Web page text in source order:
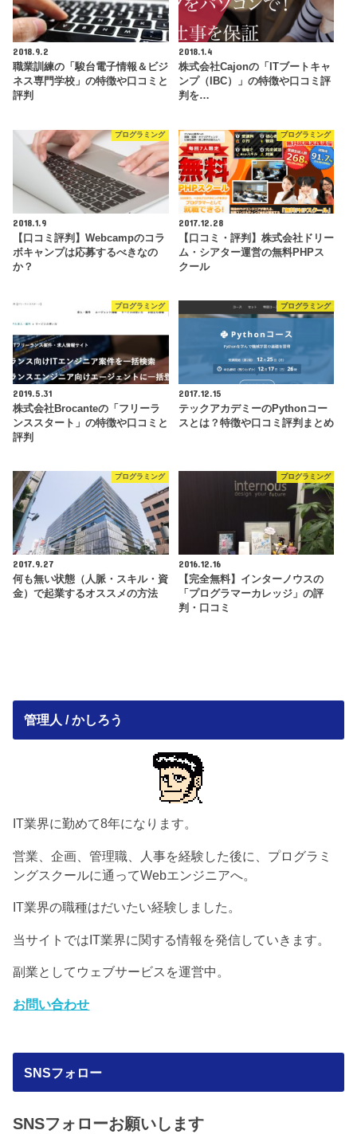
2018.9.2
職業訓練の「駿台電子情報＆ビジ
ネス専門学校」の特徴や口コミと
評判
2018.1.4
株式会社Cajonの「ITブートキャ
ンプ（IBC）」の特徴や口コミ評
判を…
プログラミング
2018.1.9
【口コミ評判】Webcampのコラ
ボキャンプは応募するべきなの
か？
プログラミング
2017.12.28
【口コミ・評判】株式会社ドリー
ム・シアター運営の無料PHPス
クール
プログラミング
2019.5.31
株式会社Brocanteの「フリーラ
ンススタート」の特徴や口コミと
評判
プログラミング
2017.12.15
テックアカデミーのPythonコー
スとは？特徴や口コミ評判まとめ
プログラミング
2017.9.27
何も無い状態（人脈・スキル・資
金）で起業するオススメの方法
プログラミング
2016.12.16
【完全無料】インターノウスの
「プログラマーカレッジ」の評
判・口コミ
管理人 / かしろう
IT業界に勤めて8年になります。
営業、企画、管理職、人事を経験した後に、プログラミ
ングスクールに通ってWebエンジニアへ。
IT業界の職種はだいたい経験しました。
当サイトではIT業界に関する情報を発信していきます。
副業としてウェブサービスを運営中。
お問い合わせ
SNSフォロー
SNSフォローお願いします